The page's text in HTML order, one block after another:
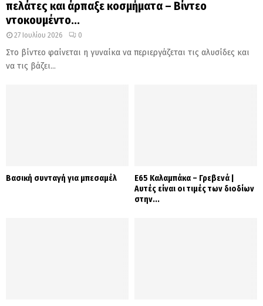
πελάτες και άρπαξε κοσμήματα – Βίντεο
ντοκουμέντο...
27 Ιουλίου 2026 0
Στο βίντεο φαίνεται η γυναίκα να περιεργάζεται τις αλυσίδες και
να τις βάζει...
Βασική συνταγή για μπεσαμέλ
Ε65 Καλαμπάκα – Γρεβενά |
Αυτές είναι οι τιμές των διοδίων
στην...